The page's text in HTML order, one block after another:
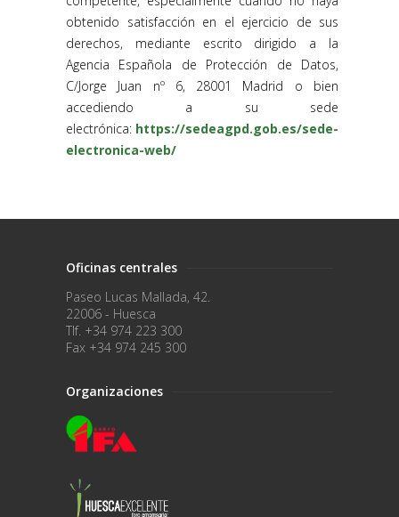
obtenido satisfacción en el ejercicio de sus
derechos, mediante escrito dirigido a la
Agencia Española de Protección de Datos,
C/Jorge Juan nº 6, 28001 Madrid o bien
accediendo a su sede
electrónica: https://sedeagpd.gob.es/sede-
electronica-web/
Oficinas centrales
Paseo Lucas Mallada, 42.
22006 - Huesca
Tlf. +34 974 223 300
Fax +34 974 245 300
Organizaciones